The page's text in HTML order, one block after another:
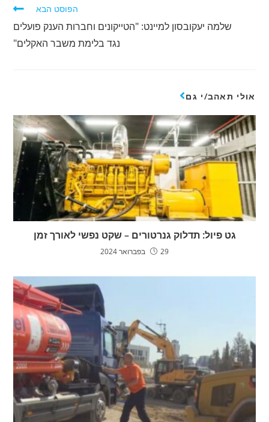
הפוסט הבא
שלמה יעקובסון למיינט: "הטייקונים וחברות הענק פועלים
נגד בלימת משבר האקלים"
אולי תאהב/י גם
גט פיול: תדלוק גנרטורים – שקט נפשי לאורך זמן
29 בפברואר 2024